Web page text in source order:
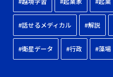
#話せるメディカル #解説
#衛星データ #行政 #藻場